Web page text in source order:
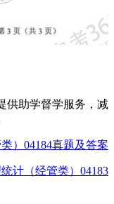
供助学督学服务，减
）04184真题及答案
计（经管类）04183